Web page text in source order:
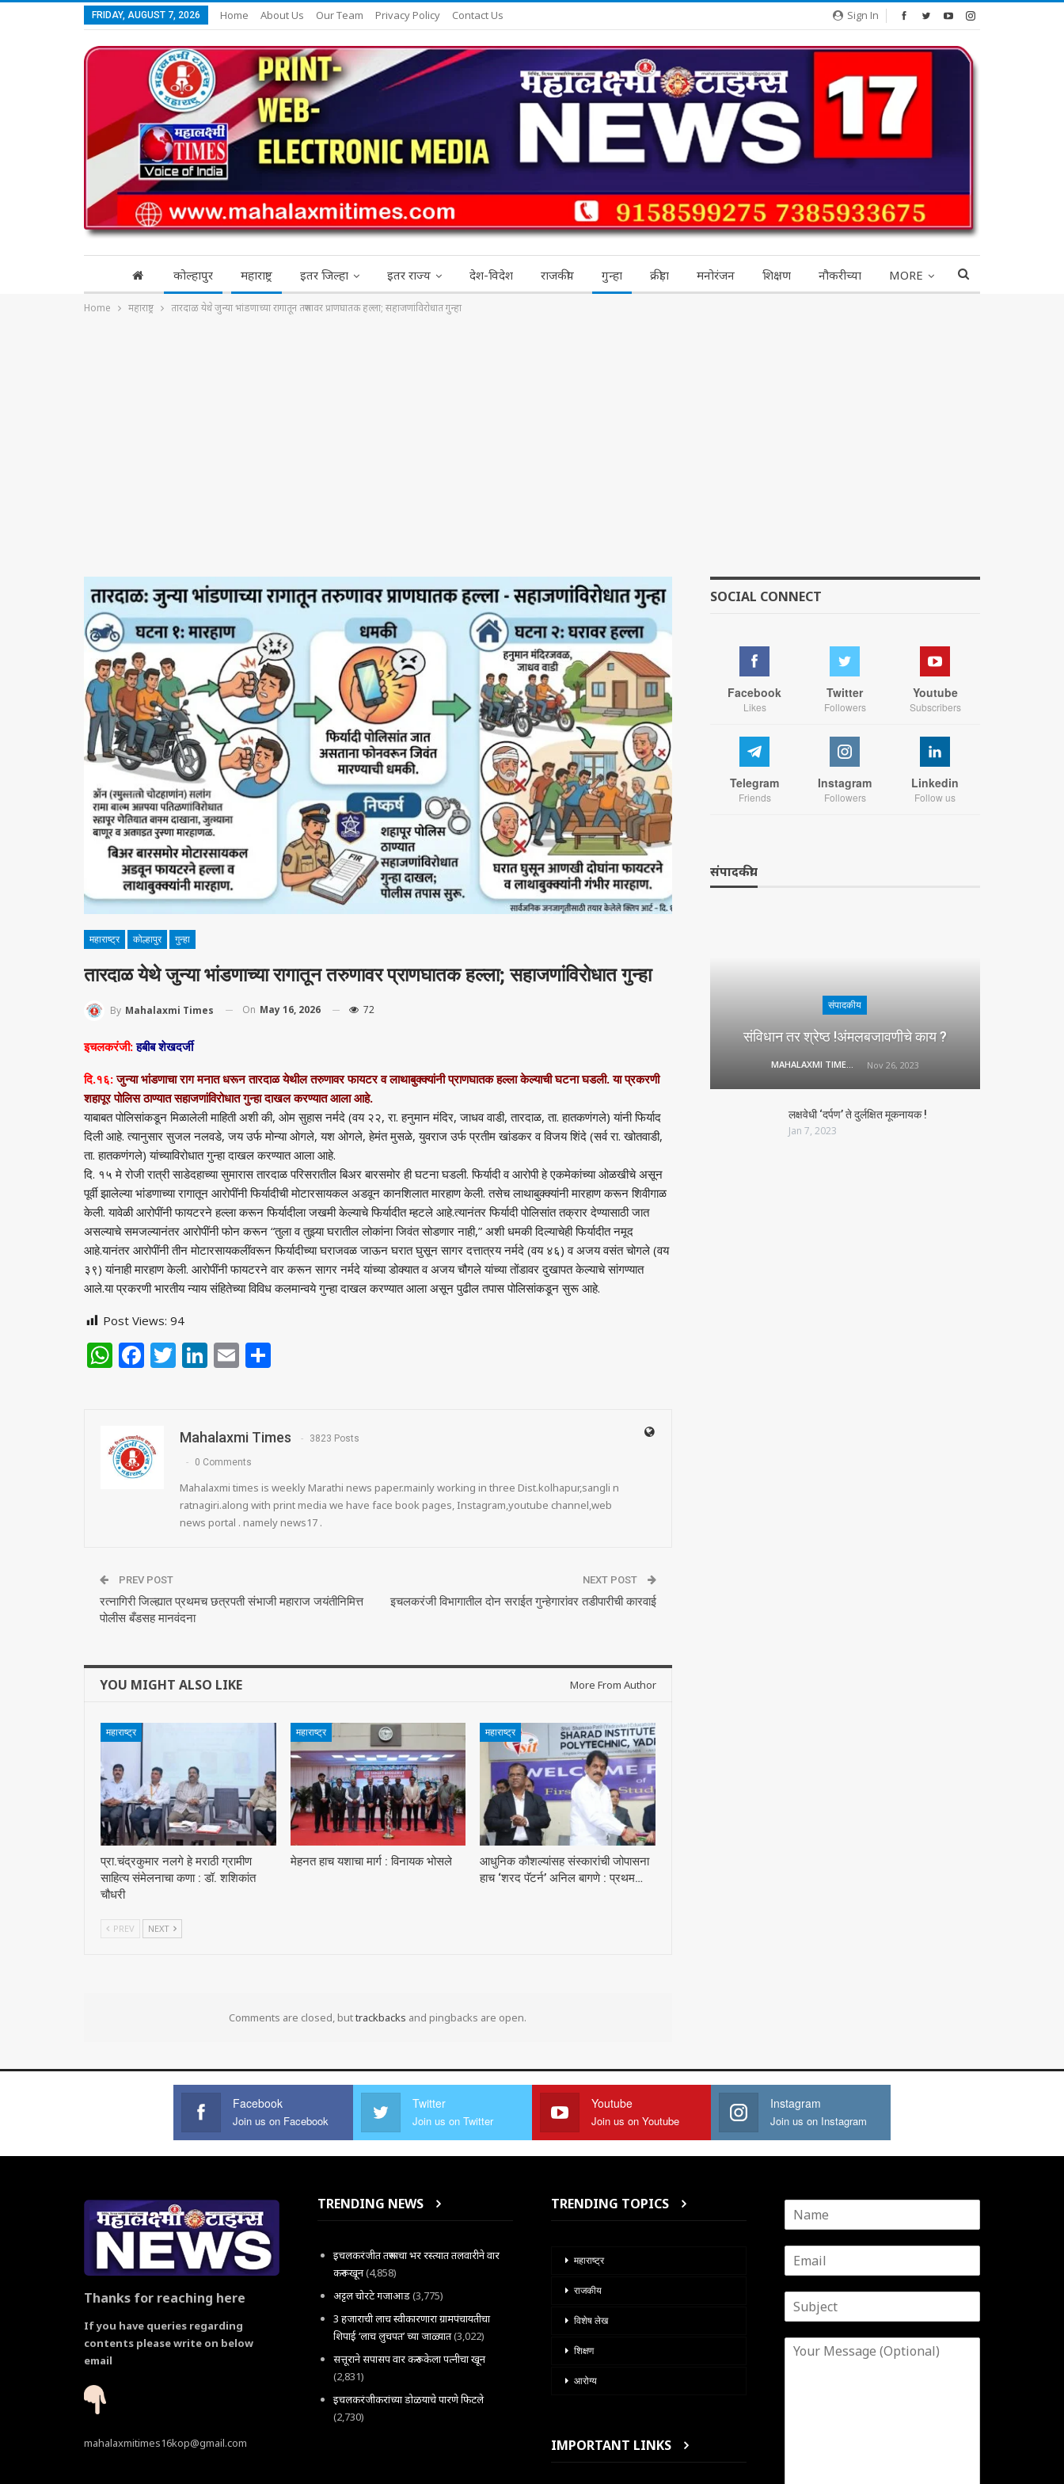
Sign In
FRIDAY, AUGUST 7, 2026 Home About Us Our Team Privacy Policy Contact Us
कोल्हापुर महाराष्ट्र इतर जिल्हा इतर राज्य देश-विदेश राजकीय गुन्हा क्रीड़ा मनोरंजन शिक्षण नौकरीच्या MORE
Home महाराष्ट्र तारदाळ येथे जुन्या भांडणाच्या रागातून तरुणावर प्राणघातक हल्ला; सहाजणांविरोधात गुन्हा
महाराष्ट्र कोल्हापुर गुन्हा
तारदाळ येथे जुन्या भांडणाच्या रागातून तरुणावर प्राणघातक हल्ला; सहाजणांविरोधात गुन्हा
By Mahalaxmi Times On May 16, 2026 72
इचलकरंजी:हबीब शेखदर्जी
दि.१६:जुन्या भांडणाचा राग मनात धरून तारदाळ येथील तरुणावर फायटर व लाथाबुक्क्यांनी प्राणघातक हल्ला केल्याची घटना घडली. या प्रकरणी
शहापूर पोलिस ठाण्यात सहाजणांविरोधात गुन्हा दाखल करण्यात आला आहे.
याबाबत पोलिसांकडून मिळालेली माहिती अशी की, ओम सुहास नर्मदे (वय २२, रा. हनुमान मंदिर, जाधव वाडी, तारदाळ, ता. हातकणंगले) यांनी फिर्याद
दिली आहे. त्यानुसार सुजल नलवडे, जय उर्फ मोन्या ओगले, यश ओगले, हेमंत मुसळे, युवराज उर्फ प्रतीम खांडकर व विजय शिंदे (सर्व रा. खोतवाडी,
ता. हातकणंगले) यांच्याविरोधात गुन्हा दाखल करण्यात आला आहे.
दि. १५ मे रोजी रात्री साडेदहाच्या सुमारास तारदाळ परिसरातील बिअर बारसमोर ही घटना घडली. फिर्यादी व आरोपी हे एकमेकांच्या ओळखीचे असून
पूर्वी झालेल्या भांडणाच्या रागातून आरोपींनी फिर्यादीची मोटारसायकल अडवून कानशिलात मारहाण केली. तसेच लाथाबुक्क्यांनी मारहाण करून शिवीगाळ
केली. यावेळी आरोपींनी फायटरने हल्ला करून फिर्यादीला जखमी केल्याचे फिर्यादीत म्हटले आहे.त्यानंतर फिर्यादी पोलिसांत तक्रार देण्यासाठी जात
असल्याचे समजल्यानंतर आरोपींनी फोन करून “तुला व तुझ्या घरातील लोकांना जिवंत सोडणार नाही,” अशी धमकी दिल्याचेही फिर्यादीत नमूद
आहे.यानंतर आरोपींनी तीन मोटारसायकलींवरून फिर्यादीच्या घराजवळ जाऊन घरात घुसून सागर दत्तात्रय नर्मदे (वय ४६) व अजय वसंत चोगले (वय
३९) यांनाही मारहाण केली. आरोपींनी फायटरने वार करून सागर नर्मदे यांच्या डोक्यात व अजय चौगले यांच्या तोंडावर दुखापत केल्याचे सांगण्यात
आले.या प्रकरणी भारतीय न्याय संहितेच्या विविध कलमान्वये गुन्हा दाखल करण्यात आला असून पुढील तपास पोलिसांकडून सुरू आहे.
Post Views: 94
WhatsApp
Facebook
Twitter
LinkedIn
Email
Mahalaxmi Times 3823 Posts
0 Comments
Mahalaxmi times is weekly Marathi news paper.mainly working in three Dist.kolhapur,sangli n
ratnagiri.along with print media we have face book pages, Instagram,youtube channel,web
news portal . namely news17 .
PREV POST
रत्नागिरी जिल्ह्यात प्रथमच छत्रपती संभाजी महाराज जयंतीनिमित्त
पोलीस बँडसह मानवंदना
NEXT POST
इचलकरंजी विभागातील दोन सराईत गुन्हेगारांवर तडीपारीची कारवाई
YOU MIGHT ALSO LIKE More From Author
महाराष्ट्र
प्रा.चंद्रकुमार नलगे हे मराठी ग्रामीण
साहित्य संमेलनाचा कणा : डॉ. शशिकांत
चौधरी
महाराष्ट्र
मेहनत हाच यशाचा मार्ग : विनायक भोसले
महाराष्ट्र
आधुनिक कौशल्यांसह संस्कारांची जोपासना
हाच ‘शरद पॅटर्न’ अनिल बागणे : प्रथम…
PREV NEXT
Comments are closed, buttrackbacks and pingbacks are open.
SOCIAL CONNECT
Facebook
Likes
Twitter
Followers
Youtube
Subscribers
Telegram
Friends
Instagram
Followers
Linkedin
Follow us
संपादकीय
संपादकीय
संविधान तर श्रेष्ठ !अंमलबजावणीचे काय ?
MAHALAXMI TIMES Nov 26, 2023
लक्षवेधी ‘दर्पण’ ते दुर्लक्षित मूकनायक !
Jan 7, 2023
Facebook
Join us on Facebook
Twitter
Join us on Twitter
Youtube
Join us on Youtube
Instagram
Join us on Instagram
Thanks for reaching here
If you have queries regarding
contents please write on below
email
mahalaxmitimes16kop@gmail.com
TRENDING NEWS
इचलकरंजीत तरूणाचा भर रस्त्यात तलवारीने वार
करून खून(4,858)
अट्टल चोरटे गजाआड(3,775)
3 हजाराची लाच स्वीकारणारा ग्रामपंचायतीचा
शिपाई ‘लाच लुचपत’ च्या जाळ्यात(3,022)
सत्तूराने सपासप वार करून केला पत्नीचा खून
(2,831)
इचलकरंजीकरांच्या डोळयाचे पारणे फिटले
(2,730)
TRENDING TOPICS
महाराष्ट्र
राजकीय
विशेष लेख
शिक्षण
आरोग्य
IMPORTANT LINKS